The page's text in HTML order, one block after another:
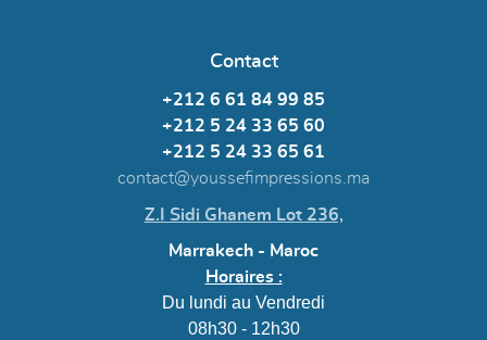
Contact
+212 6 61 84 99 85
+212 5 24 33 65 60
+212 5 24 33 65 61
contact@youssefimpressions.ma
Z.I Sidi Ghanem Lot 236,
Marrakech - Maroc
Horaires :
Du lundi au Vendredi
08h30 - 12h30